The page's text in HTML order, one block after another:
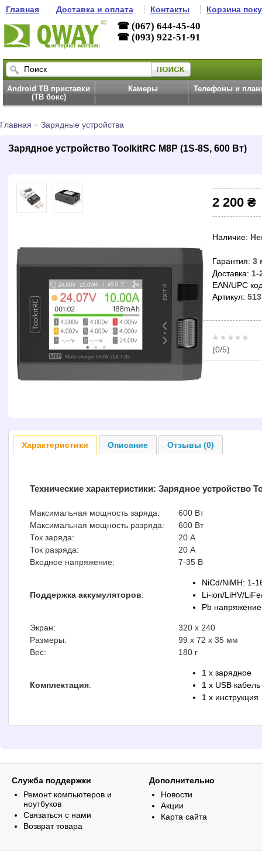
Главная Доставка и оплата Контакты Корзина
☎ (067) 644-45-40
☎ (093) 922-51-91
Android ТВ приставки
(ТВ бокс)
Камеры Телефоны и
Главная » Зарядные устройства
Зарядное устройство ToolkitRC M8P (1S-8S, 600 Вт)
2 200 ₴
Наличие:
Гарантия: 3
Доставка: 1-
EAN/UPC
Артикул:
(0/5)
Характеристики Описание Отзывы (0)
Технические характеристики:Зарядное устройство
Максимальная мощность заряда:
600 Вт
Максимальная мощность разряда:
600 Вт
Ток заряда:
20 А
Ток разряда:
20 А
Входное напряжение:
7-35 В
Поддержка аккумуляторов:
NiCd/NiMH: 1-
Li-ion/LiHV/
Pb
Экран:
320 x 240
Размеры:
99 x 72 x 35 мм
Вес:
180 г
Комплектация:
1 x зарядное
1 x USB кабель
1 x инструкция
Служба поддержки
Ремонт компьютеров и
ноутбуков
Связаться с нами
Возврат товара
Дополнительно
Новости
Акции
Карта сайта